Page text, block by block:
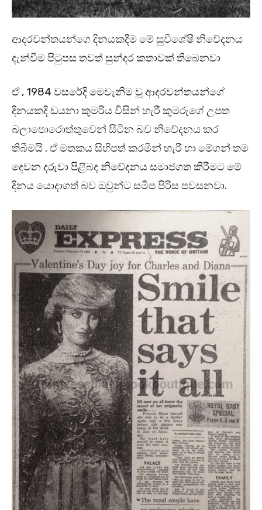
ආදරවන්තයන්ගෙ දිනයකදීම මේ සුවිශේෂී නිවේදනය
දැන්වීම පිටුපස තවත් සුන්දර කතාවක් තිබෙනවා
ඒ , 1984 වසරේදි මෙවැනිම වූ ආදරවන්තයන්ගේ
දිනයකදි ඩයනා කුමරිය විසින් හැරී කුමරුගේ උපත
බලාපොරොත්තුවෙන් සිටින බව නිවේදනය කර
තිබීමයි . ඒ මතකය සිහිපත් කරමින් හැරී හා මේගන් තම
දෙවන දරුවා පිළිබද නිවේදනය සමාජගත කිරීමට මේ
දිනය යොදාගත් බව ඔවුන්ට සමීප පිරිස පවසනවා.